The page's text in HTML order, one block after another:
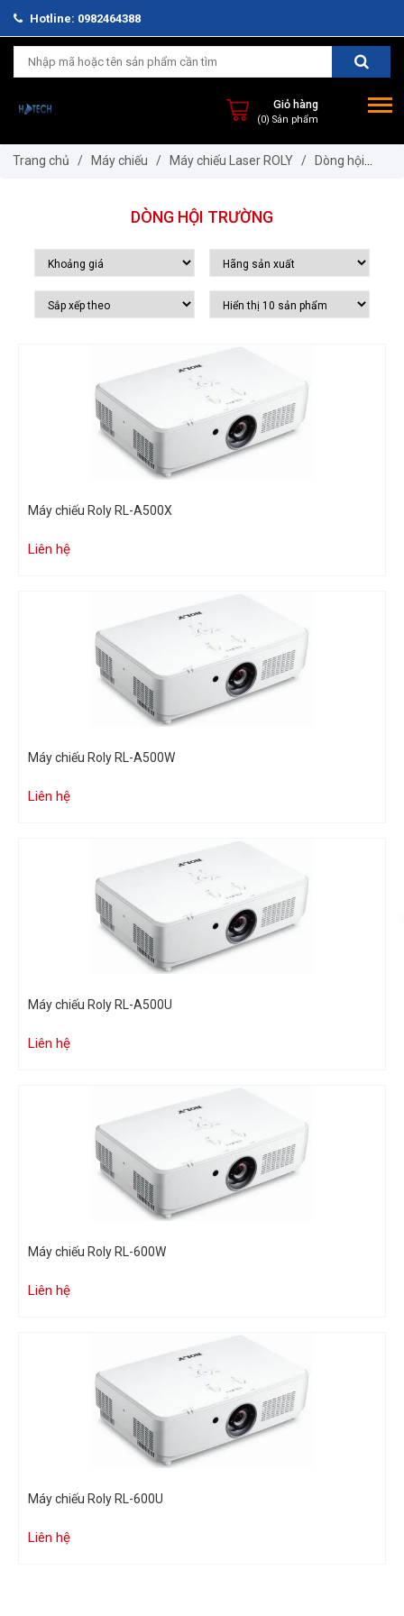
Hotline: 0982464388
Giỏ hàng
Trang chủ / Máy chiếu / Máy chiếu Laser ROLY /
Dòng hội
DÒNG HỘI TRƯỜNG
Máy chiếu Roly RL-A500X
Liên hệ
Máy chiếu Roly RL-A500W
Liên hệ
Máy chiếu Roly RL-A500U
Liên hệ
Máy chiếu Roly RL-600W
Liên hệ
Máy chiếu Roly RL-600U
Liên hệ